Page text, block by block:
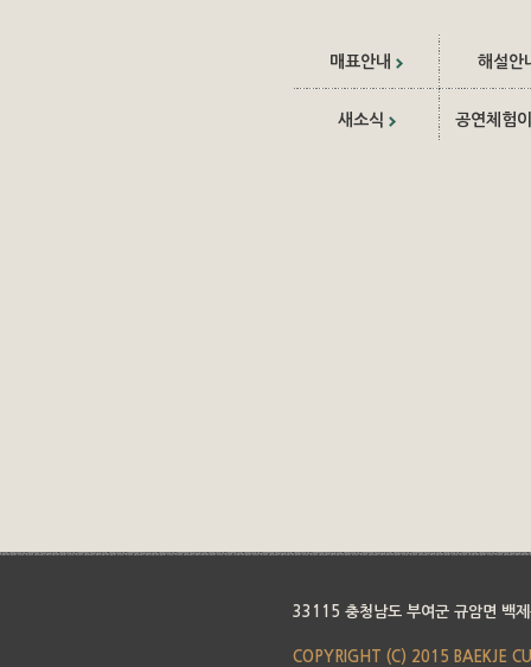
매표안내 해설안
새소식 공연체험
33115 충청남도 부여군 규암면 백
COPYRIGHT (C) 2015 BAEKJE